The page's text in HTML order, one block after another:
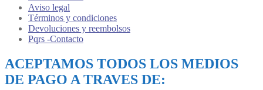
Aviso legal
Términos y condiciones
Devoluciones y reembolsos
Pqrs -Contacto
ACEPTAMOS TODOS LOS MEDIOS
DE PAGO A TRAVES DE: